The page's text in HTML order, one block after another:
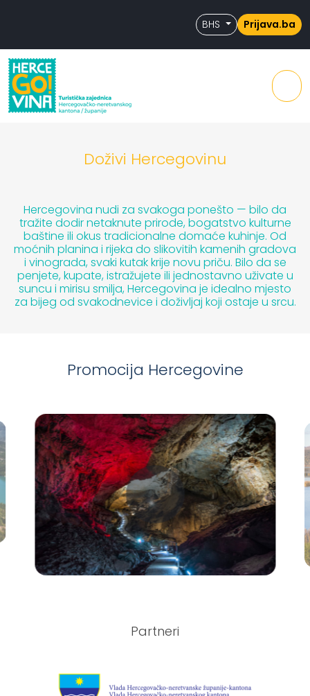
BHS Prijava.ba
Doživi Hercegovinu
Hercegovina nudi za svakoga ponešto — bilo da
tražite dodir netaknute prirode, bogatstvo kulturne
baštine ili okus tradicionalne domaće kuhinje. Od
moćnih planina i rijeka do slikovitih kamenih gradova
i vinograda, svaki kutak krije novu priču. Bilo da se
penjete, kupate, istražujete ili jednostavno uživate u
suncu i mirisu smilja, Hercegovina je idealno mjesto
za bijeg od svakodnevice i doživljaj koji ostaje u srcu.
Promocija Hercegovine
Partneri